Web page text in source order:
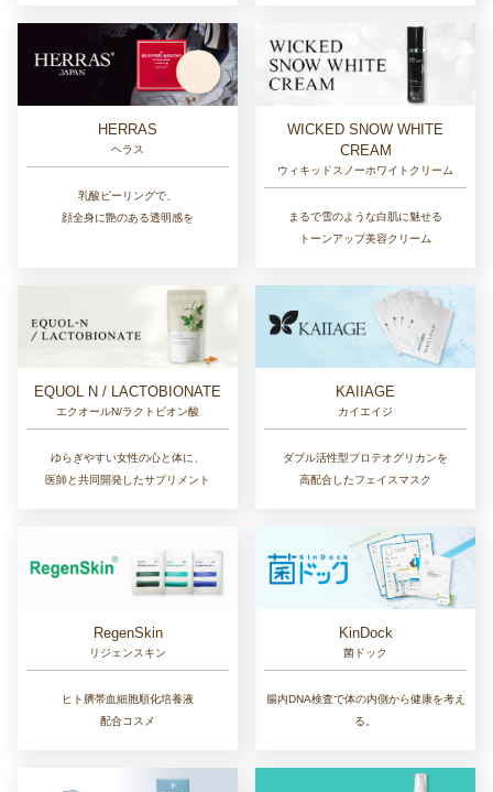
HERRAS
ヘラス
乳酸ピーリングで、
顔全身に艶のある透明感を
WICKED SNOW WHITE
CREAM
ウィキッドスノーホワイトクリーム
まるで雪のような白肌に魅せる
トーンアップ美容クリーム
EQUOL N / LACTOBIONATE
エクオールN/ラクトビオン酸
ゆらぎやすい女性の心と体に、
医師と共同開発したサプリメント
KAIIAGE
カイエイジ
ダブル活性型プロテオグリカンを
高配合したフェイスマスク
RegenSkin
リジェンスキン
ヒト臍帯血細胞順化培養液
配合コスメ
KinDock
菌ドック
腸内DNA検査で体の内側から健康を考え
る。